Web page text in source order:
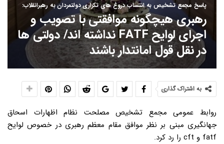
پاسخ مجمع تشخیص به انتساب دروغ های تکراری دولتمردان به رهبرانقلاب:
رهبری هیچگونه موافقتی با تصویب و
اجرای لوایح FATF نداشته اند/ دولتی ها
در نقل قول امانتدار باشند
به اشتراک گذاری
روابط عمومی مجمع تشخیص مصلحت نظام اظهارات اسحاق
جهانگیری مبنی بر نظر موافق مقام معظم رهبری در خصوص لوایح
fatf و cft را رد کرد.